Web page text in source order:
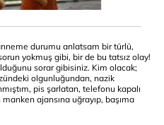
durumu anlatsam bir türlü,
yokmuş gibi, bir de bu tatsız olay!
sorar gibisiniz. Kim olacak;
olgunluğundan, nazik
pis şarlatan, telefonu kapalı
ajansına uğrayıp, başıma